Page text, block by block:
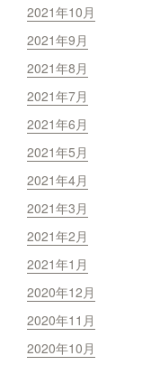
2021年10月
2021年9月
2021年8月
2021年7月
2021年6月
2021年5月
2021年4月
2021年3月
2021年2月
2021年1月
2020年12月
2020年11月
2020年10月